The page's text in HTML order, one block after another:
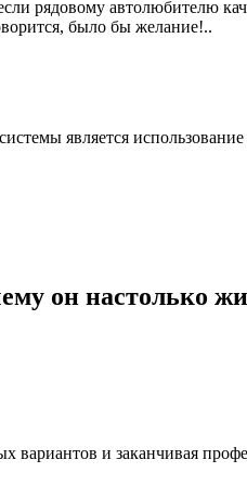
рядовому автолюбителю
было бы желание!..
является
он настолько
вариантов и заканчивая